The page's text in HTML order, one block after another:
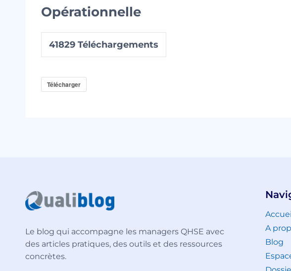
Opérationnelle
41829 Téléchargements
Télécharger
Le blog qui accompagne les managers QHSE avec
des articles pratiques, des outils et des ressources
concrètes.
A
Blog